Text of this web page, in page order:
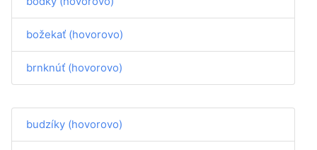
božekať (hovorovo)
brnknúť (hovorovo)
budzíky (hovorovo)